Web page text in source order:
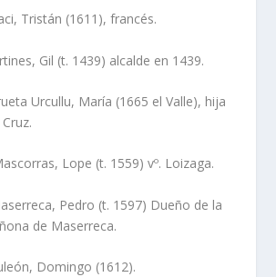
Tristán (1611), francés.
Gil (t. 1439) alcalde en 1439.
Urcullu, Marí­a (1665 el Valle), hija
Lope (t. 1559) vº. Loizaga.
Pedro (t. 1597) Dueño de la
de Maserreca.
Domingo (1612).